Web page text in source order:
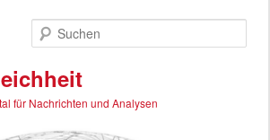
für Nachrichten und Analysen